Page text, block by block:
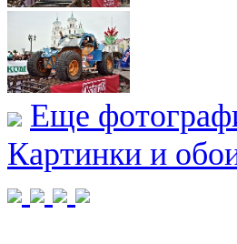
Еще
Картинки и